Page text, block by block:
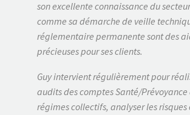
son excellente connaissance du
comme sa démarche de veille
réglementaire permanente sont des
précieuses pour ses clients.
Guy intervient régulièrement pour
audits des comptes Santé/Prévoyance
régimes collectifs, analyser les